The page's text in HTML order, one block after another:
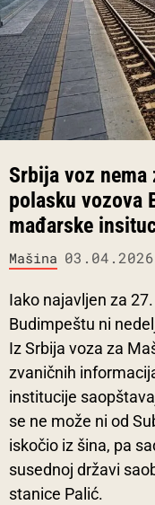
Srbija voz
polasku vozova
mađarske
Mašina
Iako najavljen za
Budimpeštu ni
Iz Srbija voza za
zvaničnih
institucije
se ne može ni od
iskočio iz šina, pa
susednoj državi
stanice Palić.